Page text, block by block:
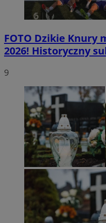
FOTO Dzikie Knury
2026! Historyczny
9